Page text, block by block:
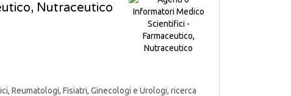
Nutraceutico
Reumatologi, Fisiatri, Ginecologi e Urologi, ricerca